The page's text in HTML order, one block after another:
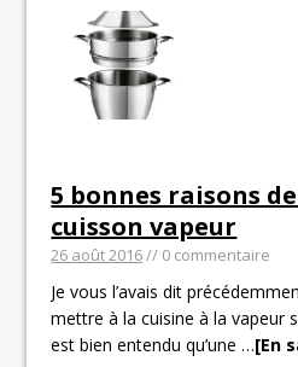
5 bonnes raisons
cuisson vapeur
26 août 2016// 0 commentaire
Je vous l’avais dit
mettre à la cuisine à la vapeur
est bien entendu qu’une…[En